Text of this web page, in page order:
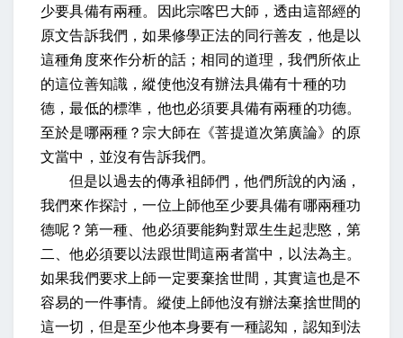
少要具備有兩種。因此宗喀巴大師，透由這部經的
原文告訴我們，如果修學正法的同行善友，他是以
這種角度來作分析的話；相同的道理，我們所依止
的這位善知識，縱使他沒有辦法具備有十種的功
德，最低的標準，他也必須要具備有兩種的功德。
至於是哪兩種？宗大師在《菩提道次第廣論》的原
文當中，並沒有告訴我們。
但是以過去的傳承袓師們，他們所說的內涵，
我們來作探討，一位上師他至少要具備有哪兩種功
德呢？第一種、他必須要能夠對眾生生起悲愍，第
二、他必須要以法跟世間這兩者當中，以法為主。
如果我們要求上師一定要棄捨世間，其實這也是不
容易的一件事情。縱使上師他沒有辦法棄捨世間的
這一切，但是至少他本身要有一種認知，認知到法